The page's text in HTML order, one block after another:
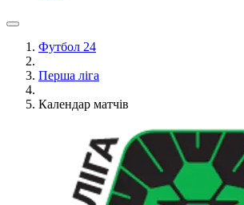
Футбол 24
Перша ліга
Календар матчів